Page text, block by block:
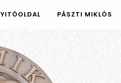
PÁSZTI MIKLÓS